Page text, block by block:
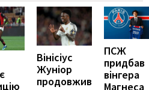
Вінісіус
Жуніор
продовжив
ПСЖ
придбав
вінгера
Магнеса